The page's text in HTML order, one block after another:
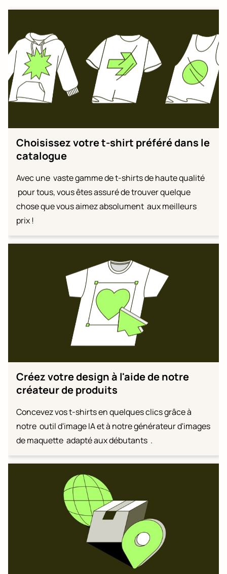
ESPACE CLIENT
Choisissez votre t-shirt préféré dans le
catalogue
Avec une vaste gamme de t-shirts de haute qualité
pour tous, vous êtes assuré de trouver quelque
chose que vous aimez absolument aux meilleurs
prix !
Créez votre design à l'aide de notre
créateur de produits
Concevez vos t-shirts en quelques clics grâce à
notre outil d'image IA et à notre générateur d'images
de maquette adapté aux débutants .